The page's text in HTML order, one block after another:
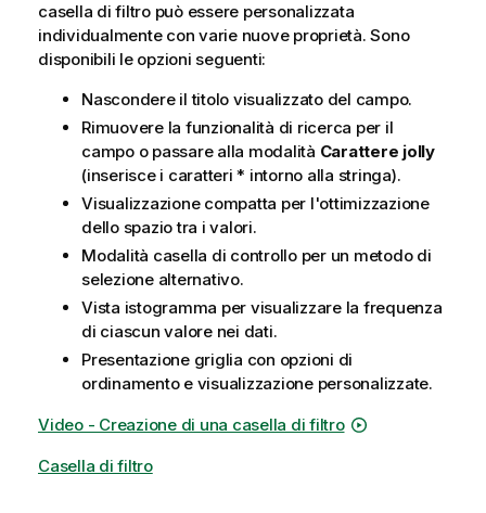
casella di filtro può essere personalizzata
individualmente con varie nuove proprietà. Sono
disponibili le opzioni seguenti:
Nascondere il titolo visualizzato del campo.
Rimuovere la funzionalità di ricerca per il
campo o passare alla modalità Carattere jolly
(inserisce i caratteri * intorno alla stringa).
Visualizzazione compatta per l'ottimizzazione
dello spazio tra i valori.
Modalità casella di controllo per un metodo di
selezione alternativo.
Vista istogramma per visualizzare la frequenza
di ciascun valore nei dati.
Presentazione griglia con opzioni di
ordinamento e visualizzazione personalizzate.
Video - Creazione di una casella di filtro
Casella di filtro